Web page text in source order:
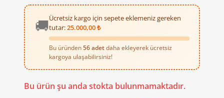
🚚Ücretsiz kargo için sepete eklemeniz gereken
tutar:25.000,00 ₺
Bu üründen 56 adetdaha ekleyerek ücretsiz
kargoya ulaşabilirsiniz!
Bu ürün şu anda stokta bulunmamaktadır.